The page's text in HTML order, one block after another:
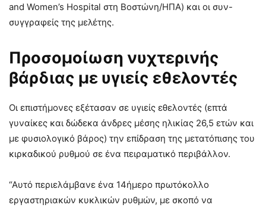
and Women’s Hospital στη Βοστώνη/ΗΠΑ) και οι συν-
συγγραφείς της μελέτης.
Προσομοίωση νυχτερινής
βάρδιας με υγιείς εθελοντές
Οι επιστήμονες εξέτασαν σε υγιείς εθελοντές (επτά
γυναίκες και δώδεκα άνδρες μέσης ηλικίας 26,5 ετών και
με φυσιολογικό βάρος) την επίδραση της μετατόπισης του
κιρκαδικού ρυθμού σε ένα πειραματικό περιβάλλον.
“Αυτό περιελάμβανε ένα 14ήμερο πρωτόκολλο
εργαστηριακών κυκλικών ρυθμών, με σκοπό να